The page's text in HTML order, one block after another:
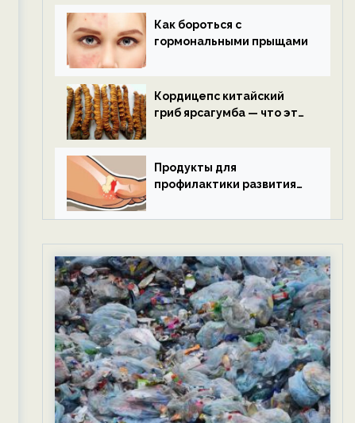
Как бороться с
гормональными прыщами
Кордицепс китайский
гриб ярсагумба — что это
Продукты для
профилактики развития